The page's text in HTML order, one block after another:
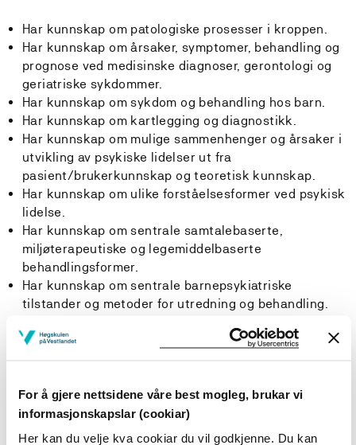
For å gjere nettsidene våre best mogleg, brukar vi
informasjonskapslar (cookiar)
Her kan du velje kva cookiar du vil godkjenne. Du kan
Har kunnskap om patologiske prosesser i kroppen.
Har kunnskap om årsaker, symptomer, behandling og
prognose ved medisinske diagnoser, gerontologi og
geriatriske sykdommer.
Har kunnskap om sykdom og behandling hos barn.
Har kunnskap om kartlegging og diagnostikk.
Har kunnskap om mulige sammenhenger og årsaker i
utvikling av psykiske lidelser ut fra
pasient/brukerkunnskap og teoretisk kunnskap.
Har kunnskap om ulike forståelsesformer ved psykisk
lidelse.
Har kunnskap om sentrale samtalebaserte,
miljøterapeutiske og legemiddelbaserte
behandlingsformer.
Har kunnskap om sentrale barnepsykiatriske
tilstander og metoder for utredning og behandling.
selvmordsdynamikk og vurdering av selvmordsfare.
Studenten: